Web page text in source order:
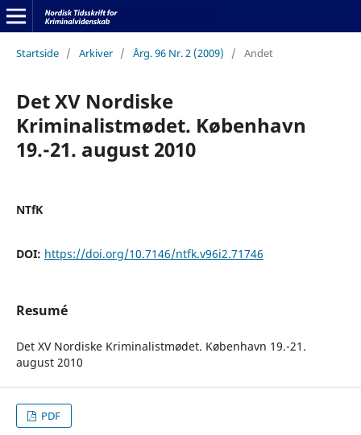
Startside / Arkiver / Årg. 96 Nr. 2 (2009) / Andet
Det XV Nordiske
Kriminalistmødet. København
19.-21. august 2010
NTfK
DOI: https://doi.org/10.7146/ntfk.v96i2.71746
Resumé
Det XV Nordiske Kriminalistmødet. København 19.-21.
august 2010
PDF